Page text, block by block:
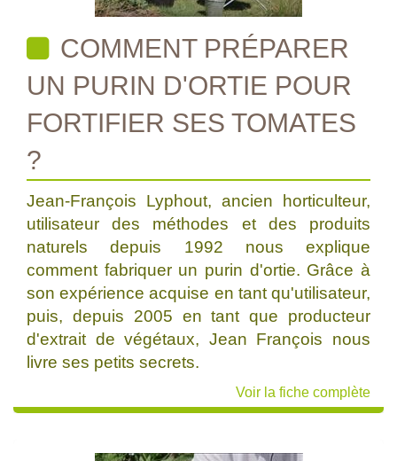
COMMENT PRÉPARER
UN PURIN D'ORTIE POUR
FORTIFIER SES TOMATES
?
Jean-François Lyphout, ancien horticulteur,
utilisateur des méthodes et des produits
naturels depuis 1992 nous explique
comment fabriquer un purin d'ortie. Grâce à
son expérience acquise en tant qu'utilisateur,
puis, depuis 2005 en tant que producteur
d'extrait de végétaux, Jean François nous
livre ses petits secrets.
Voir la fiche complète